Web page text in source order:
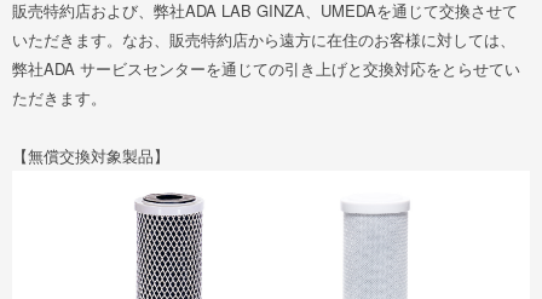
販売特約店および、弊社ADA LAB GINZA、UMEDAを通じて交換させて
いただきます。なお、販売特約店から遠方に在住のお客様に対しては、
弊社ADA サービスセンターを通じての引き上げと交換対応をとらせてい
ただきます。
【無償交換対象製品】